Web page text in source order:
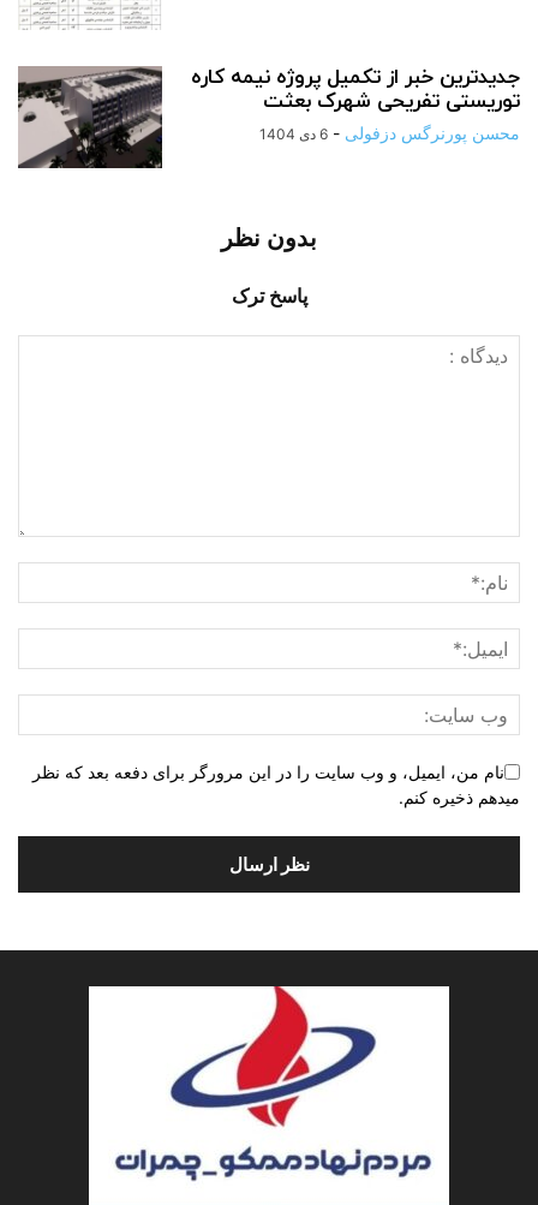
جدیدترین خبر از تکمیل پروژه نیمه کاره
توریستی تفریحی شهرک بعثت
محسن پورنرگس دزفولی - 6 دی 1404
بدون نظر
پاسخ ترک
نام من، ایمیل، و وب سایت را در این مرورگر برای دفعه بعد که نظر
میدهم ذخیره کنم.